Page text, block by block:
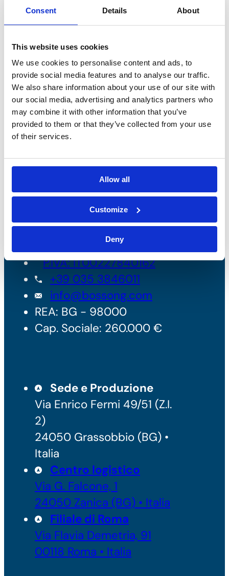
Consent Details About
This website uses cookies
We use cookies to personalise content and ads, to
provide social media features and to analyse our traffic.
We also share information about your use of our site with
our social media, advertising and analytics partners who
may combine it with other information that you’ve
provided to them or that they’ve collected from your use
of their services.
Allow all
Customize
Deny
sulla privacy
e di accettare il
trattamento dei dati personali*
Bossong S.p.A.
P.IVA: IT00227840162
+39 035 3846011
info@bossong.com
REA: BG - 98000
Cap. Sociale: 260.000 €
Sede e Produzione
Via Enrico Fermi 49/51 (Z.I.
2)
24050 Grassobbio (BG) •
Italia
Centro logistico
Via G. Falcone, 1
24050 Zanica (BG) • Italia
Filiale di Roma
Via Flavia Demetria, 91
00118 Roma • Italia